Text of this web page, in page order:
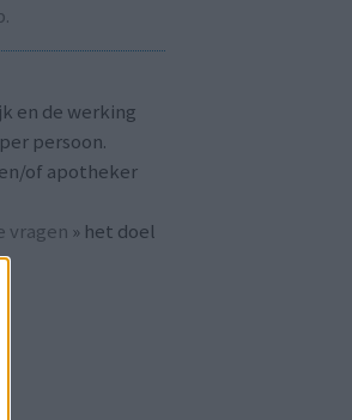
en de werking
persoon.
of apotheker
vragen » het doel